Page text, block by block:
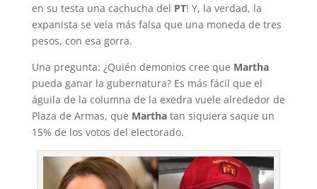
en su testa una cachucha del PT! Y, la verdad, la
expanista se veía más falsa que una moneda de tres
pesos, con esa gorra.
Una pregunta: ¿Quién demonios cree que Martha
pueda ganar la gubernatura? Es más fácil que el
águila de la columna de la exedra vuele alrededor de
Plaza de Armas, que Martha tan siquiera saque un
15% de los votos del electorado.